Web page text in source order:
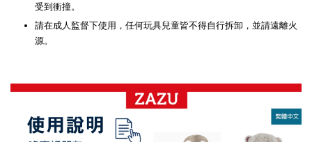
受到衝撞。
請在成人監督下使用，任何玩具兒童皆不得自行拆卸，並請遠離火
源。